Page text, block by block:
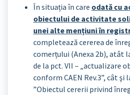
În situația în care odată cu
obiectului de activitate
unei alte mențiuni în
completează cererea de
comerțului (Anexa 2b), atât
de la pct. VII – „actualizare
conform CAEN Rev.3”, cât şi
”Obiectul cererii privind